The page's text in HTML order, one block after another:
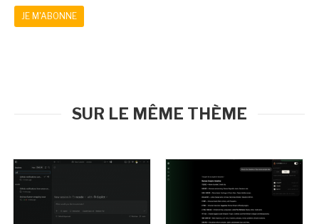
JE M'ABONNE
SUR LE MÊME THÈME